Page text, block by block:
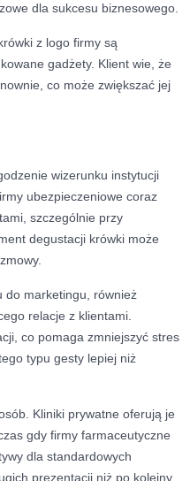
dla sukcesu biznesowego.
z logo firmy są
gadżety. Klient wie, że
co może zwiększać jej
wizerunku instytucji
ubezpieczeniowe coraz
szczególnie przy
degustacji krówki może
do marketingu, również
relacje z klientami.
co pomaga zmniejszyć stres
typu gesty lepiej niż
Kliniki prywatne oferują je
gdy firmy farmaceutyczne
dla standardowych
prezentacji niż po kolejny